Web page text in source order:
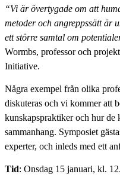
“Vi är övertygade om att
metoder och angreppssätt är
ett större samtal om
Wormbs, professor och
Initiative.
Några exempel från olika
diskuteras och vi kommer att
kunskapspraktiker och hur de
sammanhang. Symposiet
experter, och inleds med ett
Tid: Onsdag 15 januari, kl.